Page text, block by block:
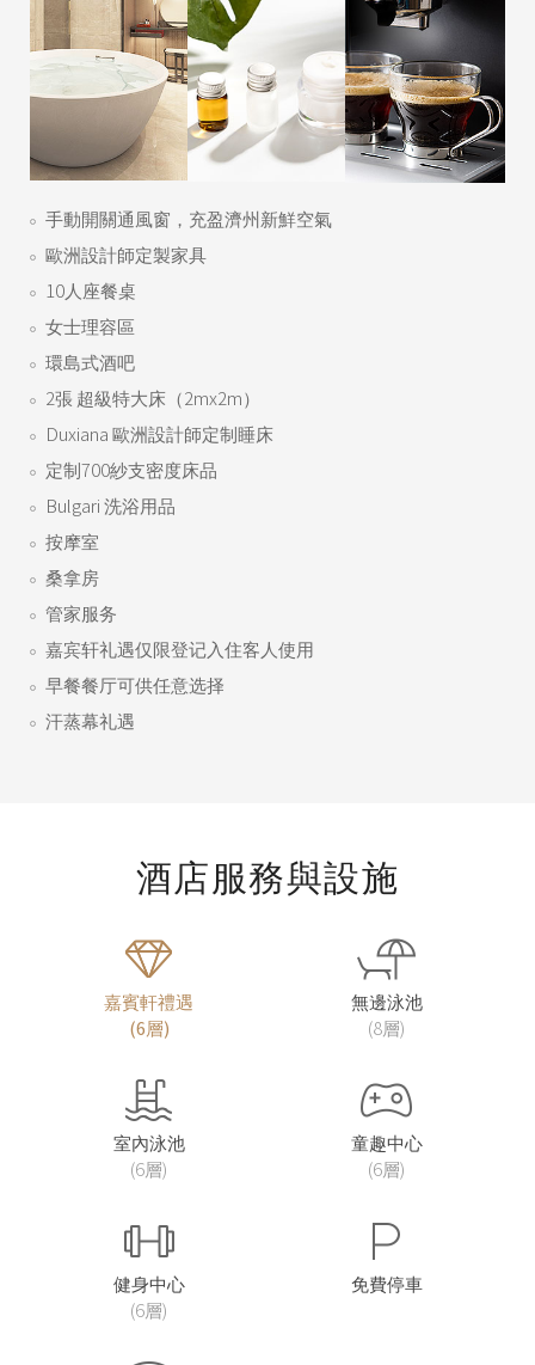
手動開關通風窗，充盈濟州新鮮空氣
歐洲設計師定製家具
10人座餐桌
女士理容區
環島式酒吧
2張 超級特大床（2mx2m）
Duxiana 歐洲設計師定制睡床
定制700紗支密度床品
Bulgari 洗浴用品
按摩室
桑拿房
管家服务
嘉宾轩礼遇仅限登记入住客人使用
早餐餐厅可供任意选择
汗蒸幕礼遇
酒店服務與設施
嘉賓軒禮遇
(6層)
無邊泳池
(8層)
室內泳池
(6層)
童趣中心
(6層)
健身中心
(6層)
免費停車